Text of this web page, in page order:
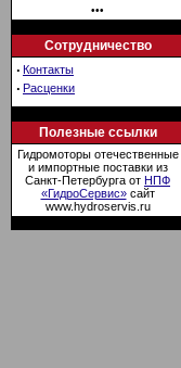
•••
Сотрудничество
· Контакты
· Расценки
Полезные ссылки
Гидромоторы отечественные
и импортные поставки из
Санкт-Петербурга от НПФ
«ГидроСервис»сайт
www.hydroservis.ru